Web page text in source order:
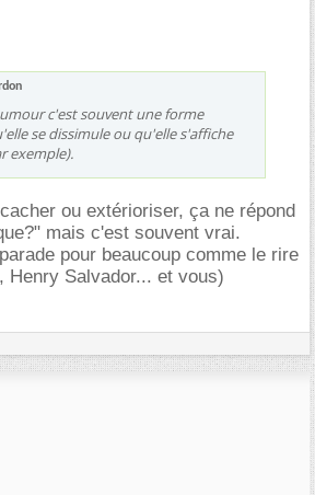
c'est souvent une forme
se dissimule ou qu'elle s'affiche
exemple).
ou extérioriser, ça ne répond
mais c'est souvent vrai.
pour beaucoup comme le rire
Henry Salvador... et vous)